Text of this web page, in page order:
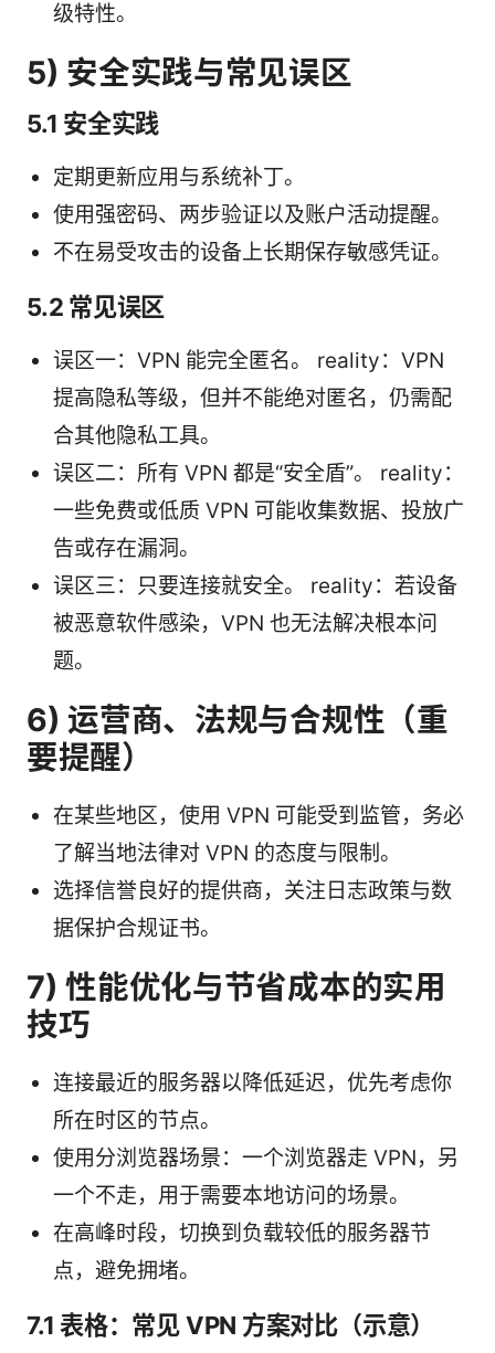
级特性。
5) 安全实践与常见误区
5.1 安全实践
定期更新应用与系统补丁。
使用强密码、两步验证以及账户活动提醒。
不在易受攻击的设备上长期保存敏感凭证。
5.2 常见误区
误区一：VPN 能完全匿名。 reality：VPN
提高隐私等级，但并不能绝对匿名，仍需配
合其他隐私工具。
误区二：所有 VPN 都是“安全盾”。 reality：
一些免费或低质 VPN 可能收集数据、投放广
告或存在漏洞。
误区三：只要连接就安全。 reality：若设备
被恶意软件感染，VPN 也无法解决根本问
题。
6) 运营商、法规与合规性（重
要提醒）
在某些地区，使用 VPN 可能受到监管，务必
了解当地法律对 VPN 的态度与限制。
选择信誉良好的提供商，关注日志政策与数
据保护合规证书。
7) 性能优化与节省成本的实用
技巧
连接最近的服务器以降低延迟，优先考虑你
所在时区的节点。
使用分浏览器场景：一个浏览器走 VPN，另
一个不走，用于需要本地访问的场景。
在高峰时段，切换到负载较低的服务器节
点，避免拥堵。
7.1 表格：常见 VPN 方案对比（示意）